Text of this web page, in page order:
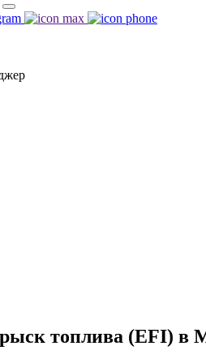
топлива (EFI) в